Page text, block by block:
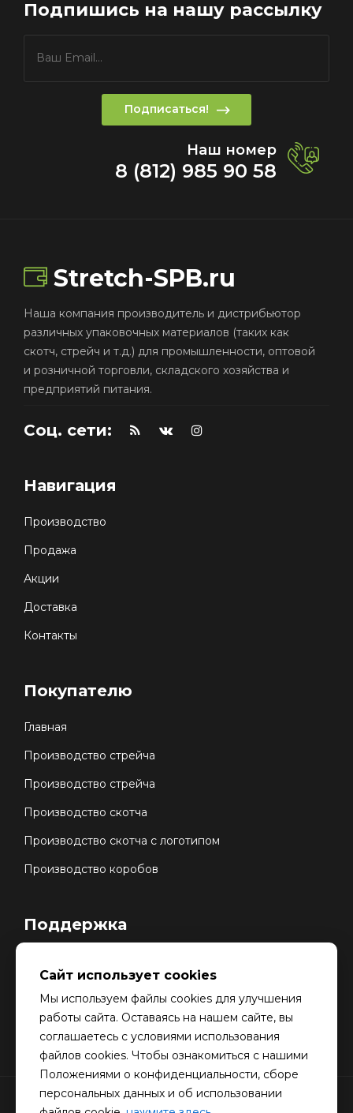
Подпишись на нашу рассылку
Подписаться!
Наш номер
8 (812) 985 90 58
Stretch-SPB.ru
Наша компания производитель и дистрибьютор
различных упаковочных материалов (таких как
скотч, стрейч и т.д.) для промышленности, оптовой
и розничной торговли, складского хозяйства и
предприятий питания.
Соц. сети:
Навигация
Производство
Продажа
Акции
Доставка
Контакты
Покупателю
Главная
Производство стрейча
Производство стрейча
Производство скотча
Производство скотча с логотипом
Производство коробов
Поддержка
Контакты
© Copyright © 2024.
Сайт использует cookies
Мы используем файлы cookies для улучшения
работы сайта. Оставаясь на нашем сайте, вы
соглашаетесь с условиями использования
файлов cookies. Чтобы ознакомиться с нашими
Положениями о конфиденциальности, сборе
персональных данных и об использовании